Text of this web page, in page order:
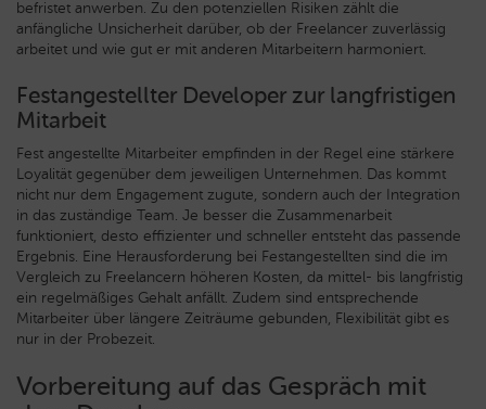
befristet anwerben. Zu den potenziellen Risiken zählt die
anfängliche Unsicherheit darüber, ob der Freelancer zuverlässig
arbeitet und wie gut er mit anderen Mitarbeitern harmoniert.
Festangestellter Developer zur langfristigen
Mitarbeit
Fest angestellte Mitarbeiter empfinden in der Regel eine stärkere
Loyalität gegenüber dem jeweiligen Unternehmen. Das kommt
nicht nur dem Engagement zugute, sondern auch der Integration
in das zuständige Team. Je besser die Zusammenarbeit
funktioniert, desto effizienter und schneller entsteht das passende
Ergebnis. Eine Herausforderung bei Festangestellten sind die im
Vergleich zu Freelancern höheren Kosten, da mittel- bis langfristig
ein regelmäßiges Gehalt anfällt. Zudem sind entsprechende
Mitarbeiter über längere Zeiträume gebunden, Flexibilität gibt es
nur in der Probezeit.
Vorbereitung auf das Gespräch mit